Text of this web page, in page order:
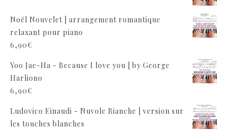
Noël Nouvelet | arrangement romantique
relaxant pour piano
6,90€
Yoo Jae-Ha - Because I love you | by George
Harliono
6,90€
Ludovico Einaudi - Nuvole Bianche | version sur
les touches blanches